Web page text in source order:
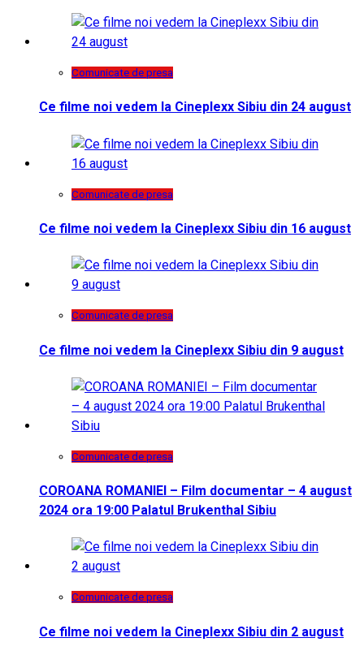
Comunicate de presa
Ce filme noi vedem la Cineplexx Sibiu din 24 august
Comunicate de presa
Ce filme noi vedem la Cineplexx Sibiu din 16 august
Comunicate de presa
Ce filme noi vedem la Cineplexx Sibiu din 9 august
Comunicate de presa
COROANA ROMANIEI – Film documentar – 4 august
2024 ora 19:00 Palatul Brukenthal Sibiu
Comunicate de presa
Ce filme noi vedem la Cineplexx Sibiu din 2 august